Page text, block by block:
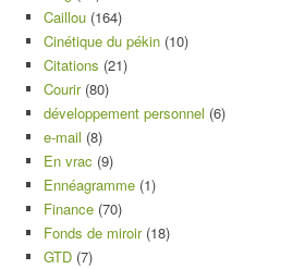
Caillou (164)
Cinétique du pékin (10)
Citations (21)
Courir(80)
développement personnel (6)
e-mail (8)
En vrac (9)
Ennéagramme (1)
Finance (70)
Fonds de miroir(18)
GTD (7)